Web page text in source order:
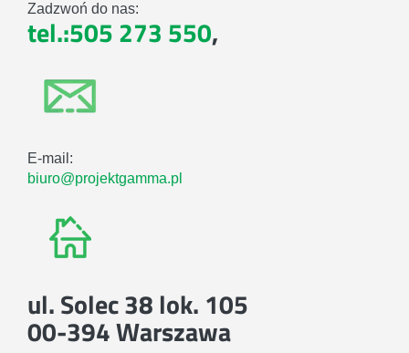
Zadzwoń do nas:
tel.:505 273 550,
E-mail:
biuro@projektgamma.pl
ul. Solec 38 lok. 105
00-394 Warszawa